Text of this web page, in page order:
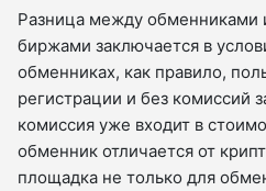
Разница между обменниками
биржами заключается в
обменниках, как правило,
регистрации и без комиссий
комиссия уже входит в
обменник отличается от
площадка не только для